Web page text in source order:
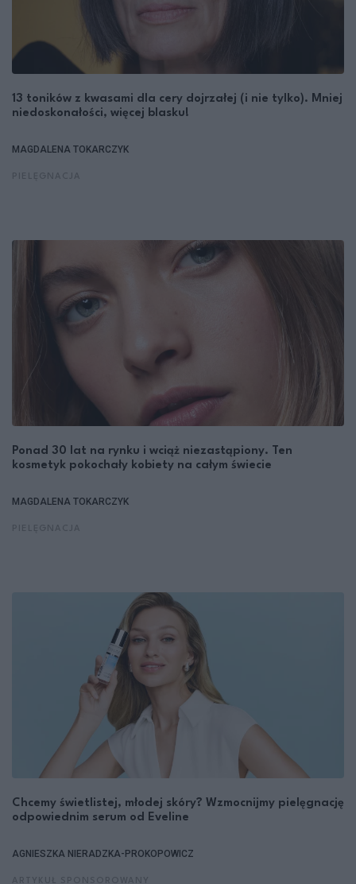
13 toników z kwasami dla cery dojrzałej (i nie tylko). Mniej
niedoskonałości, więcej blasku!
MAGDALENA TOKARCZYK
Ponad 30 lat na rynku i wciąż niezastąpiony. Ten
kosmetyk pokochały kobiety na całym świecie
MAGDALENA TOKARCZYK
Chcemy świetlistej, młodej skóry? Wzmocnijmy pielęgnację
odpowiednim serum od Eveline
AGNIESZKA NIERADZKA-PROKOPOWICZ